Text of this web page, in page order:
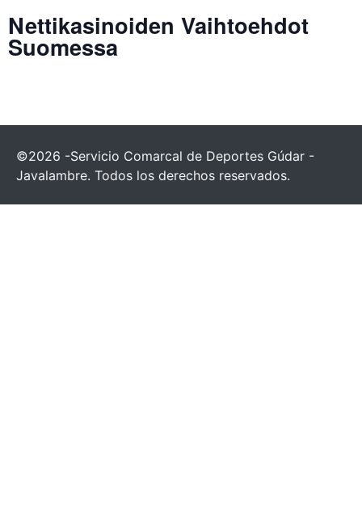
Nettikasinoiden Vaihtoehdot
Suomessa
©2026 -Servicio Comarcal de Deportes Gúdar -
Javalambre. Todos los derechos reservados.